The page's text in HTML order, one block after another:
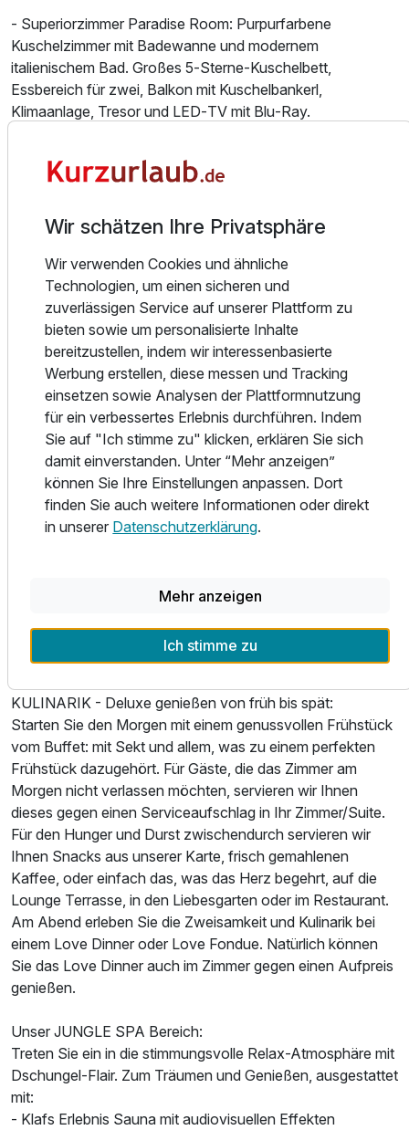
2 Erwachsene
Ausstattung
Für 2 Tage p.P. ab274,00 €
- Superiorzimmer Paradise Room: Purpurfarbene
Kuschelzimmer mit Badewanne und modernem
italienischem Bad. Großes 5‑Sterne‑Kuschelbett,
Essbereich für zwei, Balkon mit Kuschelbankerl,
Klimaanlage, Tresor und LED‑TV mit Blu‑Ray.
- Juniorsuite Black Magic: Elegante Suite in Schwarz mit
Armanifliesen. Großes Kuschelbett, italienisches Bad mit
Rainshower und separatem WC. Whirlpool oder
Doppelbadewanne, Bretz‑Sofa oder Essbereich,
Klimaanlage, französischer Balkon, Minibar mit
Kaffeemaschine, Safe, Telefon und LED‑TV mit Blu‑Ray.
- Juniorsuite White Romantic: 40 m² in elegantem Weiß mit
Kristall‑ und Golddetails sowie Armanifliesen. Großes
Kuschelbett, italienisches Bad mit Rainshower und
separatem WC. Whirlpool oder Doppelbadewanne,
teilweise französischer Balkon, Bretz‑Sofa, Essbereich,
Klimaanlage, Minibar mit Kaffeemaschine, Safe, Telefon
und LED‑TV mit Blu‑Ray.
Unsere SUPERIORSUITEN:
und freistehender Badewanne. Highlights:
mit Wasserbett und Infrarot‑Sauna. Klimaanlage,
Zimmerbar mit Kaffeemaschine und elektronischer Safe.
KULINARIK - Deluxe genießen von früh bis spät:
Starten Sie den Morgen mit einem genussvollen Frühstück
vom Buffet: mit Sekt und allem, was zu einem perfekten
Frühstück dazugehört. Für Gäste, die das Zimmer am
Morgen nicht verlassen möchten, servieren wir Ihnen
dieses gegen einen Serviceaufschlag in Ihr Zimmer/Suite.
Für den Hunger und Durst zwischendurch servieren wir
Ihnen Snacks aus unserer Karte, frisch gemahlenen
Kaffee, oder einfach das, was das Herz begehrt, auf die
Lounge Terrasse, in den Liebesgarten oder im Restaurant.
Am Abend erleben Sie die Zweisamkeit und Kulinarik bei
einem Love Dinner oder Love Fondue. Natürlich können
Sie das Love Dinner auch im Zimmer gegen einen Aufpreis
genießen.
Unser JUNGLE SPA Bereich:
Treten Sie ein in die stimmungsvolle Relax-Atmosphäre mit
Dschungel-Flair. Zum Träumen und Genießen, ausgestattet
mit:
- Klafs Erlebnis Sauna mit audiovisuellen Effekten
Wir schätzen Ihre Privatsphäre
Wir verwenden Cookies und ähnliche
Technologien, um einen sicheren und
zuverlässigen Service auf unserer Plattform zu
bieten sowie um personalisierte Inhalte
bereitzustellen, indem wir interessenbasierte
Werbung erstellen, diese messen und Tracking
einsetzen sowie Analysen der Plattformnutzung
für ein verbessertes Erlebnis durchführen. Indem
Sie auf "Ich stimme zu" klicken, erklären Sie sich
damit einverstanden. Unter “Mehr anzeigen”
können Sie Ihre Einstellungen anpassen. Dort
finden Sie auch weitere Informationen oder direkt
in unserer Datenschutzerklärung.
Mehr anzeigen
Ich stimme zu